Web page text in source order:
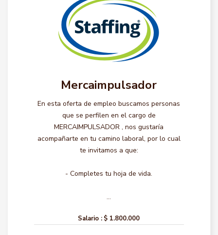
Mercaimpulsador
En esta oferta de empleo buscamos personas
que se perfilen en el cargo de
MERCAIMPULSADOR , nos gustaría
acompañarte en tu camino laboral, por lo cual
te invitamos a que:
- Completes tu hoja de vida.
...
Salario : $ 1.800.000